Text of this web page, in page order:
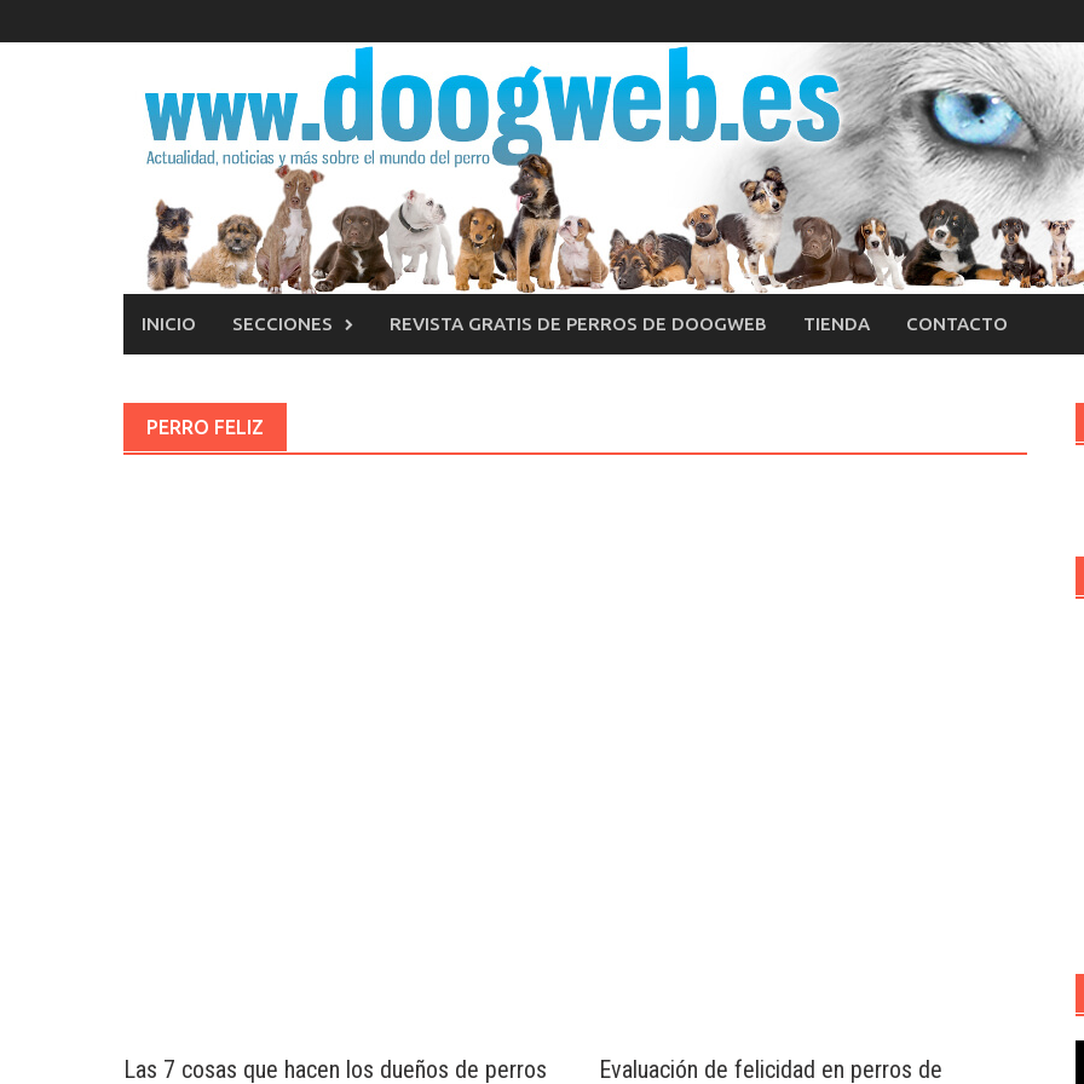
al
INICIO SECCIONES REVISTA GRATIS DE PERROS DE DOOGWEB TIENDA CONTACTO
PERRO FELIZ
Las 7 cosas que hacen los dueños de perros
Evaluación de felicidad en perros de